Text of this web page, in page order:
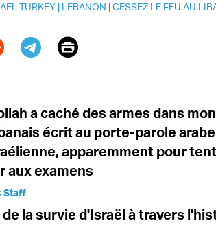
TURKEY | LEBANON |CESSEZ LE FEU AU
Print
a caché des armes dans
écrit au porte-parole
apparemment pour
aux examens
Staff
la survie d'Israël à travers